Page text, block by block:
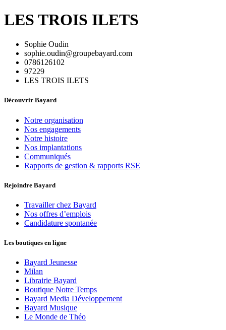
LES TROIS ILETS
Sophie Oudin
sophie.oudin@groupebayard.com
0786126102
97229
LES TROIS ILETS
Découvrir Bayard
Notre organisation
Nos engagements
Notre histoire
Nos implantations
Communiqués
Rapports de gestion & rapports RSE
Rejoindre Bayard
Travailler chez Bayard
Nos offres d’emplois
Candidature spontanée
Les boutiques en ligne
Bayard Jeunesse
Milan
Librairie Bayard
Boutique Notre Temps
Bayard Media Développement
Bayard Musique
Le Monde de Théo